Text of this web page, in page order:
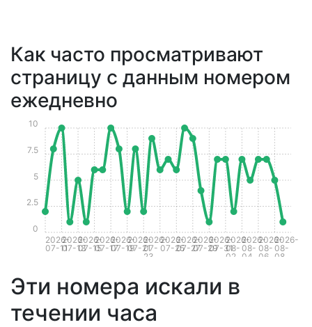
Как часто просматривают
страницу с данным номером
ежедневно
2026-
07-11
2026-
07-13
2026-
07-15
2026-
07-17
2026-
07-19
2026-
07-21
2026-
07-
23
2026-
07-25
2026-
07-27
2026-
07-29
2026-
07-31
2026-
08-
02
2026-
08-
04
2026-
08-
06
2026-
08-
08
0
2.5
5
7.5
10
Эти номера искали в
течении часа